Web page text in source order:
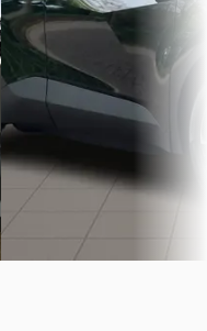
Automaat
Wijnne Nijmegen
·
Bekijk aanbieding →